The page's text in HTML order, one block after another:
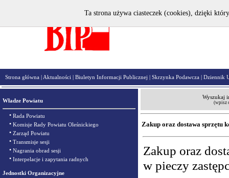
Strona główna | Aktualności | Biuletyn Informacji Publicznej | Skrzynka Podawcza | Dziennik
Władze Powiatu
• Rada Powiatu
• Komisje Rady Powiatu Oleśnickiego
• Zarząd Powiatu
• Transmisje sesji
• Nagrania obrad sesji
• Interpelacje i zapytania radnych
Jednostki Organizacyjne
Wyszukaj
(wpisz
Zakup oraz dostawa sprzętu
Zakup oraz
w pieczy
Ta strona używa ciasteczek (cookies), dzięki